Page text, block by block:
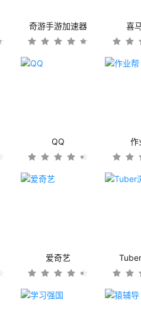
奇游手游加速器 喜
QQ 作
爱奇艺